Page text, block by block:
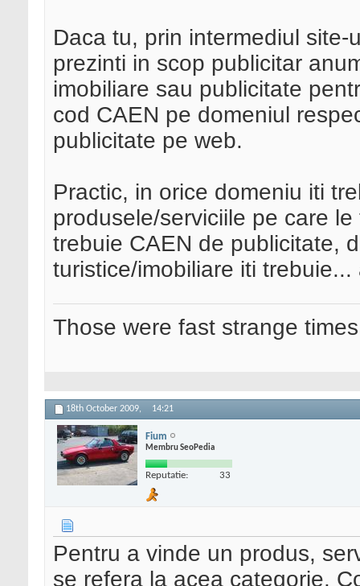
Daca tu, prin intermediul
prezinti in scop publicitar
imobiliare sau publicitate
cod CAEN pe domeniul
publicitate pe web.
Practic, in orice domeniu iti
produsele/serviciile pe care
trebuie CAEN de publicitate,
turistice/imobiliare iti
Those were fast strange
18th October 2009, 14:21
Fium
Membru SeoPedia
Reputatie: 33
Pentru a vinde un produs,
se refera la acea categorie.